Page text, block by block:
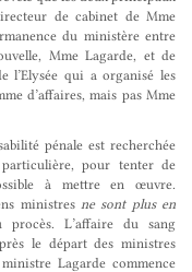
de cabinet de Mme
du ministère entre
Mme Lagarde, et de
l’Elysée qui a organisé les
d’affaires, mais pas Mme
pénale est recherchée
pour tenter de
à mettre en œuvre.
ministres ne sont plus en
L’affaire du sang
le départ des ministres
Lagarde commence